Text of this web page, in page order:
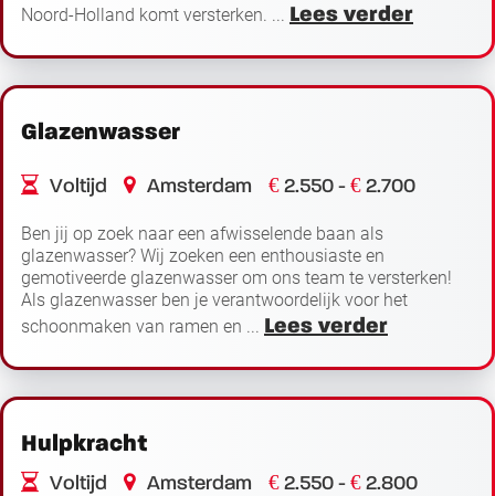
Noord-Holland komt versterken. ... Lees verder
Glazenwasser
Voltijd Amsterdam € 2.550 - € 2.700
Ben jij op zoek naar een afwisselende baan als
glazenwasser? Wij zoeken een enthousiaste en
gemotiveerde glazenwasser om ons team te versterken!
Als glazenwasser ben je verantwoordelijk voor het
schoonmaken van ramen en ... Lees verder
Hulpkracht
Voltijd Amsterdam € 2.550 - € 2.800